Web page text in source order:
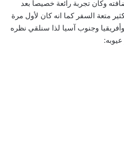
وكان تجربة رائعة خصيصا بعد
متعة السفر كما انه كان لأول مرة
وجنوب آسيا لذا سنلقي نظره